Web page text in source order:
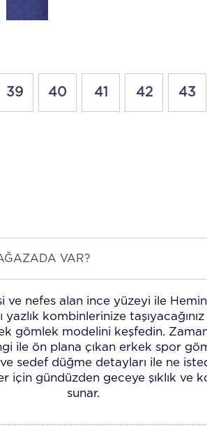
39 40 41 42 43
VAR?
ve nefes alan ince yüzeyi ile
yazlık kombinlerinize
gömlek modelini keşfedin.
ile ön plana çıkan erkek spor
ve sedef düğme detayları ile ne
için gündüzden geceye şıklık ve
sunar.